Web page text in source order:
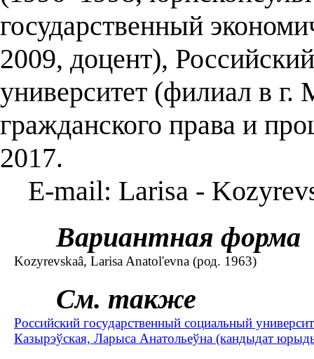
государственный
2009, доцент),
университет (филиал в г.
гражданского права и
2017.
E-mail: Larisa -
Вариантная форма
Kozyrevskaâ, Larisa Anatol'evna (род. 1963)
См. также
Российский государственный социальный
Казырэўская, Ларыса Анатольеўна (кандыдат